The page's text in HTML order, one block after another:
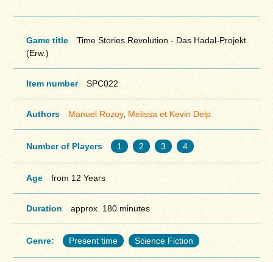
Game title
Time Stories Revolution - Das Hadal-Projekt
(Erw.)
Item number SPC022
Authors Manuel Rozoy, Melissa et Kevin Delp
Number of Players 1 2 3 4
Age from 12 Years
Duration approx. 180 minutes
Genre: Present time Science Fiction